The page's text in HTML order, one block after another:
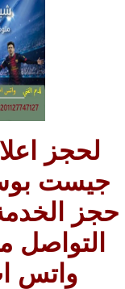
لحجز
جيست
حجز
التواصل
واتس اب